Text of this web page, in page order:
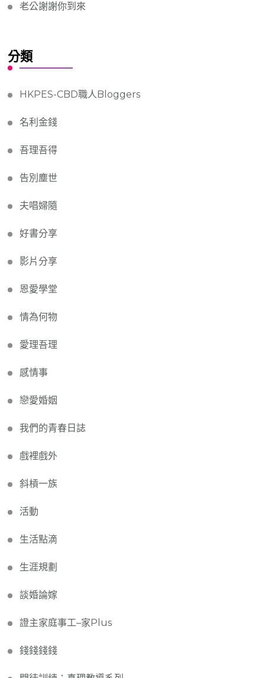
老公謝謝你到來
分類
HKPES-CBD職人Bloggers
名利金錢
吾理吾得
告別塵世
夫唱婦隨
好書分享
影片分享
恩愛學堂
情為何物
愛理吾理
感情事
戀愛婚姻
我們的青春日誌
戲裡戲外
斜槓一族
活動
生活點滴
生涯規劃
談婚論嫁
證主家庭事工–家Plus
錢錢錢錢